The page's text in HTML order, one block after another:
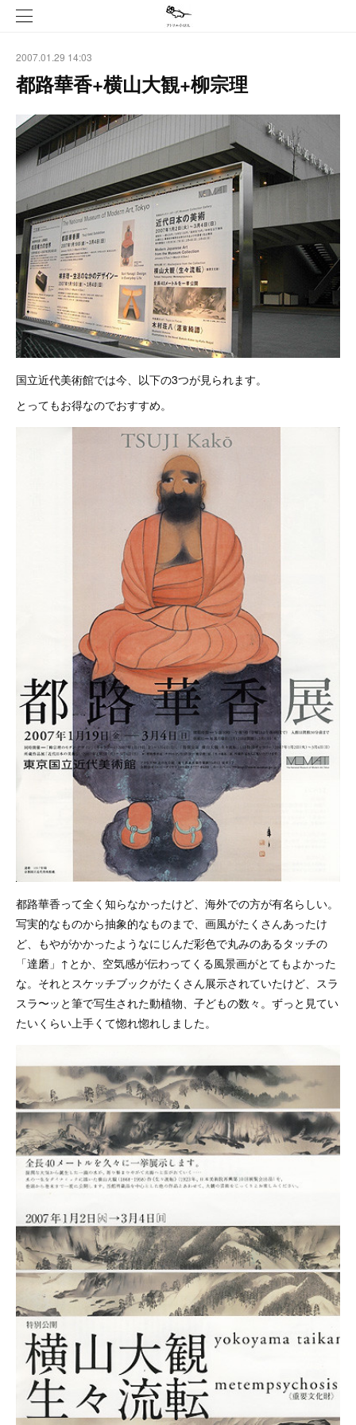
2007.01.29 14:03
都路華香+横山大観+柳宗理
国立近代美術館では今、以下の3つが見られます。
とってもお得なのでおすすめ。
都路華香って全く知らなかったけど、海外での方が有名らしい。
写実的なものから抽象的なものまで、画風がたくさんあったけ
ど、もやがかかったようなにじんだ彩色で丸みのあるタッチの
「達磨」↑とか、空気感が伝わってくる風景画がとてもよかった
な。それとスケッチブックがたくさん展示されていたけど、スラ
スラ〜ッと筆で写生された動植物、子どもの数々。ずっと見てい
たいくらい上手くて惚れ惚れしました。